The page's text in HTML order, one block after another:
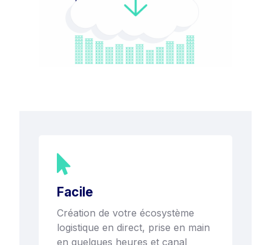
Facile
Création de votre écosystème
logistique en direct, prise en main
en quelques heures et canal